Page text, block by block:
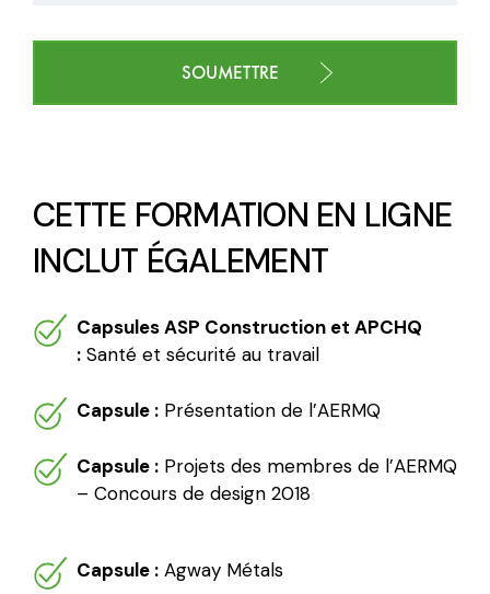
CETTE FORMATION EN LIGNE
INCLUT ÉGALEMENT
Capsules ASP Construction et APCHQ
: Santé et sécurité au travail
Capsule : Présentation de l’AERMQ
Capsule : Projets des membres de l’AERMQ
– Concours de design 2018
Capsule : Agway Métals